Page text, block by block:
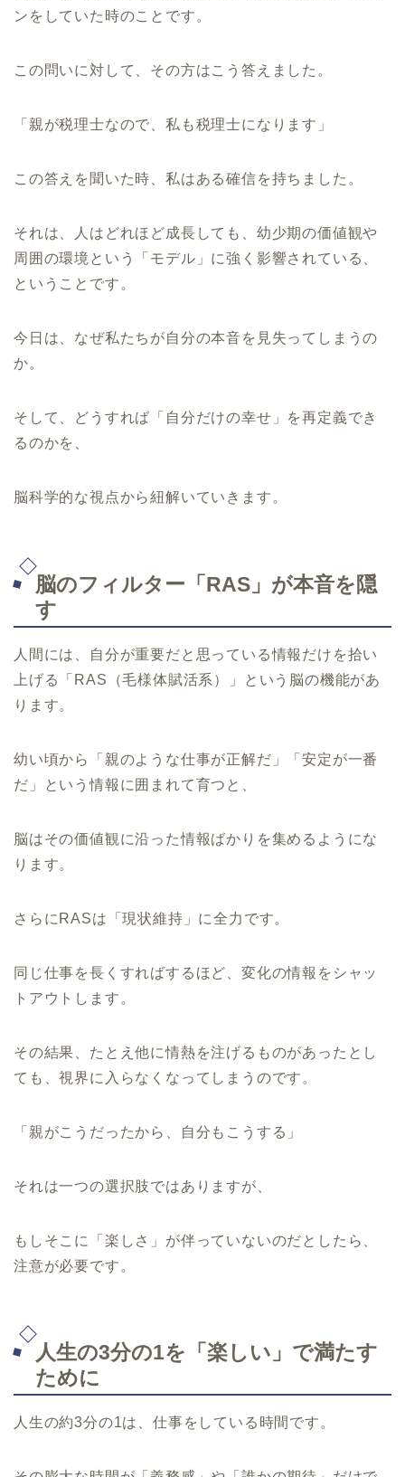
ンをしていた時のことです。
この問いに対して、その方はこう答えました。
「親が税理士なので、私も税理士になります」
この答えを聞いた時、私はある確信を持ちました。
それは、人はどれほど成長しても、幼少期の価値観や
周囲の環境という「モデル」に強く影響されている、
ということです。
今日は、なぜ私たちが自分の本音を見失ってしまうの
か。
そして、どうすれば「自分だけの幸せ」を再定義でき
るのかを、
脳科学的な視点から紐解いていきます。
脳のフィルター「RAS」が本音を隠
す
人間には、自分が重要だと思っている情報だけを拾い
上げる「RAS（毛様体賦活系）」という脳の機能があ
ります。
幼い頃から「親のような仕事が正解だ」「安定が一番
だ」という情報に囲まれて育つと、
脳はその価値観に沿った情報ばかりを集めるようにな
ります。
さらにRASは「現状維持」に全力です。
同じ仕事を長くすればするほど、変化の情報をシャッ
トアウトします。
その結果、たとえ他に情熱を注げるものがあったとし
ても、視界に入らなくなってしまうのです。
「親がこうだったから、自分もこうする」
それは一つの選択肢ではありますが、
もしそこに「楽しさ」が伴っていないのだとしたら、
注意が必要です。
人生の3分の1を「楽しい」で満たす
ために
人生の約3分の1は、仕事をしている時間です。